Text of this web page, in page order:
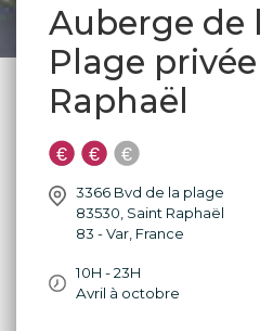
Auberge de
Plage
Raphaël
3366 Bvd de la plage
83530, Saint Raphaël
83 - Var, France
10H - 23H
Avril à octobre